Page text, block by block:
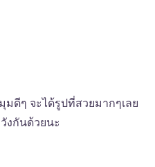
ดีๆ จะได้รูปที่สวยมากๆเลย
งกันด้วยนะ